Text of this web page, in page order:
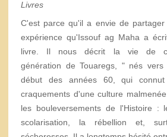
Livres
C'est parce qu'il a envie de partager
expérience qu'Issouf ag Maha a
livre. Il nous décrit la vie de
génération de Touaregs, " nés
début des années 60, qui
craquements d'une culture
les bouleversements de l'Histoire :
scolarisation, la rébellion et,